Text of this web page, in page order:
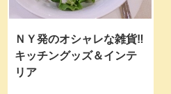
ＮＹ発のオシャレな雑貨‼
キッチングッズ＆インテ
リア